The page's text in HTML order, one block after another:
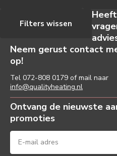
Filters wissen
Neem gerust contact
op!
Tel 072-808 0179 of mail naar
info@qualityheating.nl
Ontvang de nieuwste
promoties